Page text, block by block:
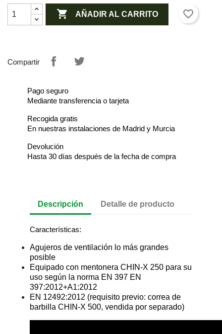
 AÑADIR AL CARRITO favorite_border
Compartir
Pago seguro
Mediante transferencia o tarjeta
Recogida gratis
En nuestras instalaciones de Madrid y Murcia
Devolución
Hasta 30 días después de la fecha de compra
Descripción Detalle de producto
Características:
Agujeros de ventilación lo más grandes
posible
Equipado con mentonera CHIN-X 250 para su
uso según la norma EN 397 EN
397:2012+A1:2012
EN 12492:2012 (requisito previo: correa de
barbilla CHIN-X 500, vendida por separado)